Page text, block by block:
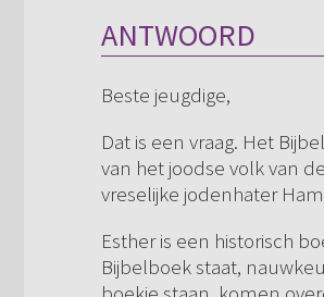
ANTWOORD
Beste jeugdige,
Dat is een vraag. Het
van het joodse volk van
vreselijke jodenhater
Esther is een historisch
Bijbelboek staat,